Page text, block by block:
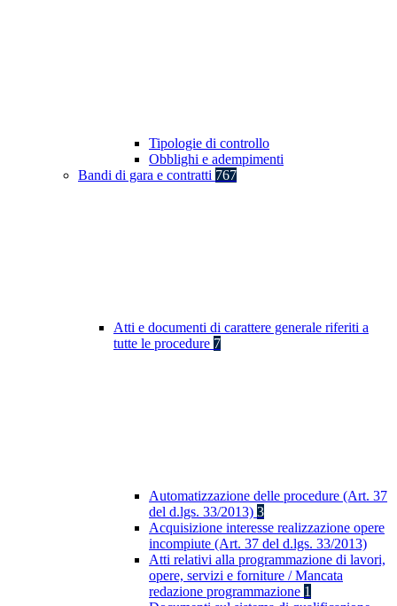
Tipologie di controllo
Obblighi e adempimenti
Bandi di gara e contratti 767
Atti e documenti di carattere generale riferiti a
tutte le procedure 7
Automatizzazione delle procedure (Art. 37
del d.lgs. 33/2013) 3
Acquisizione interesse realizzazione opere
incompiute (Art. 37 del d.lgs. 33/2013)
Atti relativi alla programmazione di lavori,
opere, servizi e forniture / Mancata
redazione programmazione 1